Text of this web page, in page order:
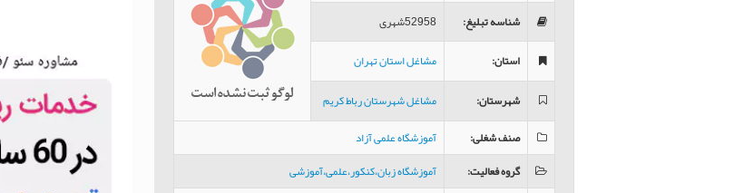
شناسه تبلیغ:
52958شهری
استان:
مشاغل استان تهران
شهرستان:
مشاغل شهرستان رباط کریم
صنف شغلی:
آموزشگاه علمی آزاد
گروه فعالیت:
آموزشگاه زبان،کنکور،علمی،آموزشی